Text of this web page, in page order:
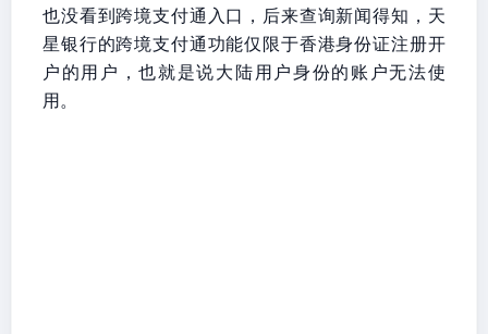
也没看到跨境支付通入口，后来查询新闻得知，天
星银行的跨境支付通功能仅限于香港身份证注册开
户的用户，也就是说大陆用户身份的账户无法使
用。